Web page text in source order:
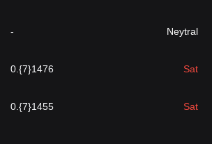
- Neytral
0.{7}1476 Sat
0.{7}1455 Sat